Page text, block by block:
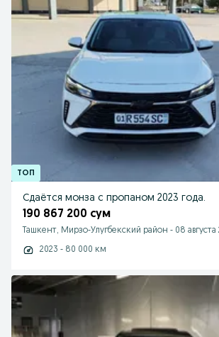
Сдаётся монза с пропаном 2023 года.
190 867 200 сум
Ташкент, Мирзо-Улугбекский район - 08 августа
2023 - 80 000 км